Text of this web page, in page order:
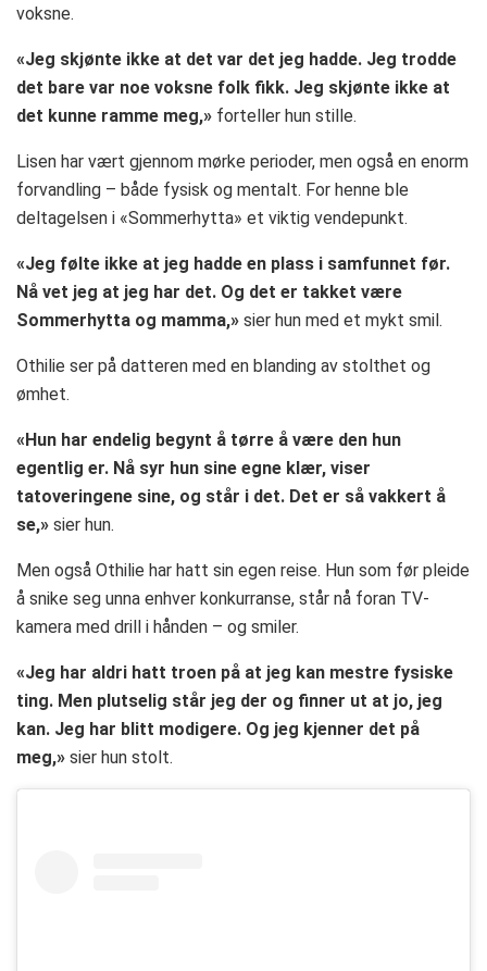
voksne.
«Jeg skjønte ikke at det var det jeg hadde. Jeg trodde
det bare var noe voksne folk fikk. Jeg skjønte ikke at
det kunne ramme meg,» forteller hun stille.
Lisen har vært gjennom mørke perioder, men også en enorm
forvandling – både fysisk og mentalt. For henne ble
deltagelsen i «Sommerhytta» et viktig vendepunkt.
«Jeg følte ikke at jeg hadde en plass i samfunnet før.
Nå vet jeg at jeg har det. Og det er takket være
Sommerhytta og mamma,» sier hun med et mykt smil.
Othilie ser på datteren med en blanding av stolthet og
ømhet.
«Hun har endelig begynt å tørre å være den hun
egentlig er. Nå syr hun sine egne klær, viser
tatoveringene sine, og står i det. Det er så vakkert å
se,» sier hun.
Men også Othilie har hatt sin egen reise. Hun som før pleide
å snike seg unna enhver konkurranse, står nå foran TV-
kamera med drill i hånden – og smiler.
«Jeg har aldri hatt troen på at jeg kan mestre fysiske
ting. Men plutselig står jeg der og finner ut at jo, jeg
kan. Jeg har blitt modigere. Og jeg kjenner det på
meg,» sier hun stolt.